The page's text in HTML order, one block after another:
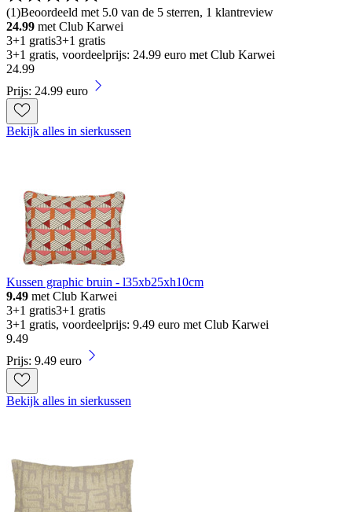
(1)Beoordeeld met 5.0 van de 5 sterren, 1 klantreview
24.99 met Club Karwei
3+1 gratis3+1 gratis
3+1 gratis, voordeelprijs: 24.99 euro met Club Karwei
24.99
Prijs: 24.99 euro
Bekijk alles in sierkussen
Kussen graphic bruin - l35xb25xh10cm
9.49 met Club Karwei
3+1 gratis3+1 gratis
3+1 gratis, voordeelprijs: 9.49 euro met Club Karwei
9.49
Prijs: 9.49 euro
Bekijk alles in sierkussen